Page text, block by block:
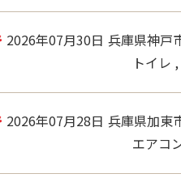
2026年08月01日 兵庫県加古
網戸 ,
2026年07月30日 兵庫県神戸
トイレ